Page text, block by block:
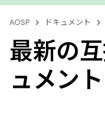
AOSP ドキュメント
最新の
ュメント